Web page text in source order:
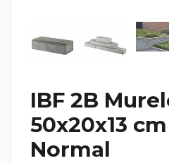
IBF 2B
50x20x13
Normal